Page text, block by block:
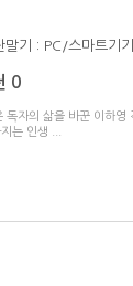
말기 : PC/스마트기기
0
독자의 삶을 바꾼 이하
는 인생